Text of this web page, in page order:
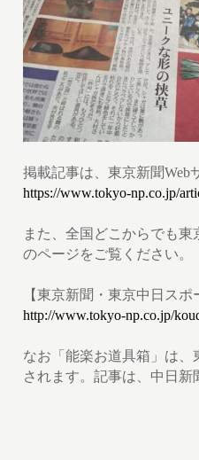
掲載記事は、東京新聞Web
https://www.tokyo-np.co.jp/
また、全国どこからでも
のページをご覧ください。
【東京新聞・東京中日ス
http://www.tokyo-np.co.jp/
なお「能楽お道具箱」は
されます。記事は、中日新